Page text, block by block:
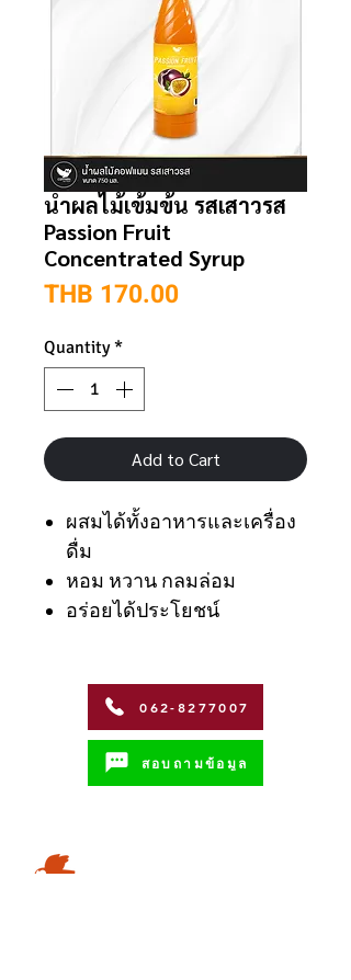
น้ำผลไม้เข้มข้น รสเสาวรส
Passion Fruit
Concentrated Syrup
THB 170.00Price
Quantity *
Add to Cart
ผสมได้ทั้งอาหารและเครื่อง
ดื่ม
หอม หวาน กลมล่อม
อร่อยได้ประโยชน์
062-8277007
สอบถามข้อมูล